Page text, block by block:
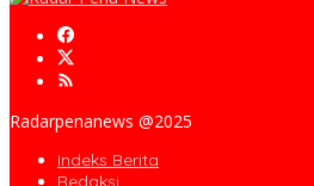
Radarpenanews @2025
Indeks Berita
Redaksi